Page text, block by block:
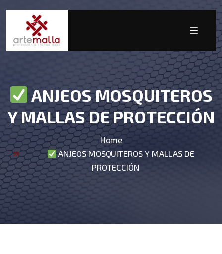
ANJEOS MOSQUITEROS
Y MALLAS DE PROTECCIÓN
Home
ANJEOS MOSQUITEROS Y MALLAS DE
PROTECCIÓN